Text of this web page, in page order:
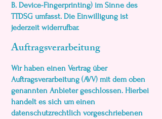
B. Device-Fingerprinting) im Sinne des
TTDSG umfasst. Die Einwilligung ist
jederzeit widerrufbar.
Auftragsverarbeitung
Wir haben einen Vertrag über
Auftragsverarbeitung (AVV) mit dem oben
genannten Anbieter geschlossen. Hierbei
handelt es sich um einen
datenschutzrechtlich vorgeschriebenen